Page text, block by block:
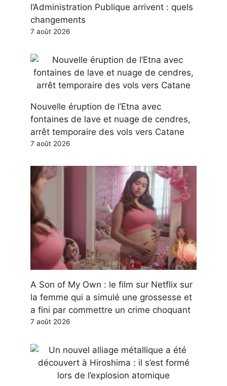
l’Administration Publique arrivent : quels
changements
7 août 2026
Nouvelle éruption de l’Etna avec
fontaines de lave et nuage de cendres,
arrêt temporaire des vols vers Catane
7 août 2026
A Son of My Own : le film sur Netflix sur
la femme qui a simulé une grossesse et
a fini par commettre un crime choquant
7 août 2026